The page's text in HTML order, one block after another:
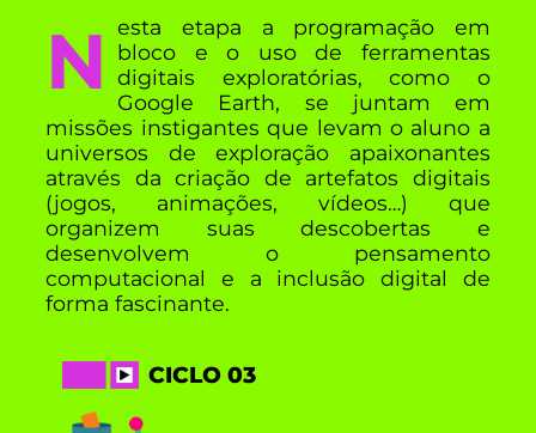
Nesta etapa a programação em
bloco e o uso de ferramentas
digitais exploratórias, como o
Google Earth, se juntam em
missões instigantes que levam o aluno a
universos de exploração apaixonantes
através da criação de artefatos digitais
(jogos, animações, vídeos…) que
organizem suas descobertas e
desenvolvem o pensamento
computacional e a inclusão digital de
forma fascinante.
CICLO 03